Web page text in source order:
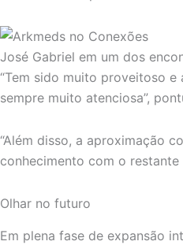
José Gabriel em um dos
“Tem sido muito proveitoso e
sempre muito atenciosa”,
“Além disso, a aproximação
conhecimento com o
Olhar no futuro
Em plena fase de expansão